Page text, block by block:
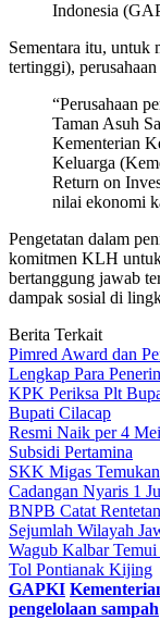
Indonesia
Sementara itu, untuk
tertinggi),
“Perusahaan
Taman Asuh
Kementerian
Keluarga
Return on
nilai ekonomi
Pengetatan dalam
komitmen KLH
bertanggung jawab
dampak sosial di
Berita Terkait
Pimred Award dan
Lengkap Para
KPK Periksa Plt
Bupati Cilacap
Resmi Naik per 4
Subsidi Pertamina
SKK Migas
Cadangan Nyaris 1
BNPB Catat
Sejumlah Wilayah
Wagub Kalbar
Tol Pontianak Kijing
GAPKI
pengelolaan sampah